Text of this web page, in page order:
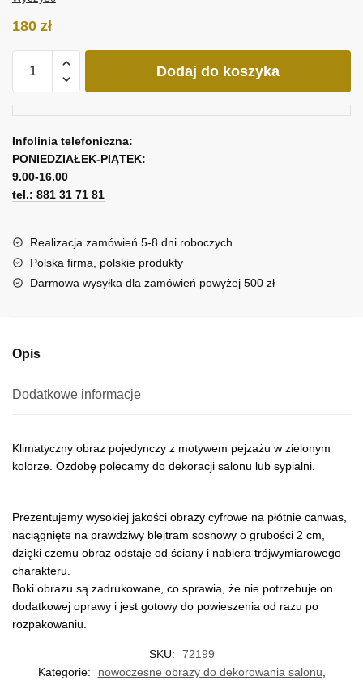
180 zł
Zielony
motywem
krajobrazu
Dodaj do koszyka
Infolinia telefoniczna:
PONIEDZIAŁEK-PIĄTEK:
9.00-16.00
tel.: 881 31 71 81
Realizacja zamówień 5-8 dni roboczych
Polska firma, polskie produkty
Darmowa wysyłka dla zamówień powyżej 500 zł
Opis
Dodatkowe informacje
Klimatyczny obraz pojedynczy z motywem pejzażu w zielonym
kolorze. Ozdobę polecamy do dekoracji salonu lub sypialni.
Prezentujemy wysokiej jakości obrazy cyfrowe na płótnie canwas,
naciągnięte na prawdziwy blejtram sosnowy o grubości 2 cm,
dzięki czemu obraz odstaje od ściany i nabiera trójwymiarowego
charakteru.
Boki obrazu są zadrukowane, co sprawia, że nie potrzebuje on
dodatkowej oprawy i jest gotowy do powieszenia od razu po
rozpakowaniu.
SKU:
72199
Kategorie:
nowoczesne obrazy do dekorowania salonu